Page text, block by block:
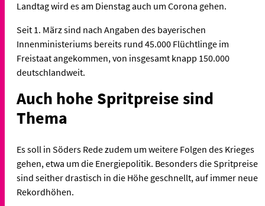
Landtag wird es am Dienstag auch um Corona gehen.
Seit 1. März sind nach Angaben des bayerischen
Innenministeriums bereits rund 45.000 Flüchtlinge im
Freistaat angekommen, von insgesamt knapp 150.000
deutschlandweit.
Auch hohe Spritpreise sind
Thema
Es soll in Söders Rede zudem um weitere Folgen des Krieges
gehen, etwa um die Energiepolitik. Besonders die Spritpreise
sind seither drastisch in die Höhe geschnellt, auf immer neue
Rekordhöhen.